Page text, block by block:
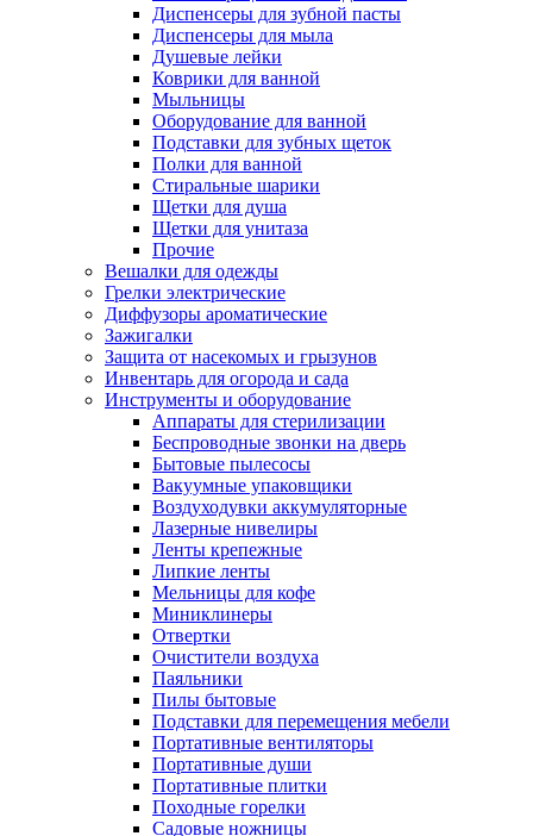
Диспенсеры для зубной пасты
Диспенсеры для мыла
Душевые лейки
Коврики для ванной
Мыльницы
Оборудование для ванной
Подставки для зубных щеток
Полки для ванной
Стиральные шарики
Щетки для душа
Щетки для унитаза
Прочие
Вешалки для одежды
Грелки электрические
Диффузоры ароматические
Зажигалки
Защита от насекомых и грызунов
Инвентарь для огорода и сада
Инструменты и оборудование
Аппараты для стерилизации
Беспроводные звонки на дверь
Бытовые пылесосы
Вакуумные упаковщики
Воздуходувки аккумуляторные
Лазерные нивелиры
Ленты крепежные
Липкие ленты
Мельницы для кофе
Миниклинеры
Отвертки
Очистители воздуха
Паяльники
Пилы бытовые
Подставки для перемещения мебели
Портативные вентиляторы
Портативные души
Портативные плитки
Походные горелки
Садовые ножницы